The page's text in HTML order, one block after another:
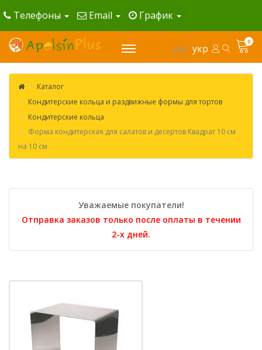
Телефоны Email График
рус укр
0
Каталог
Кондитерские кольца и раздвижные формы для тортов
Кондитерские кольца
Форма кондитерская для салатов и десертов Квадрат 10 см
на 10 см
Уважаемые покупатели!
Отправка заказов только после оплаты в течении
2-х дней.